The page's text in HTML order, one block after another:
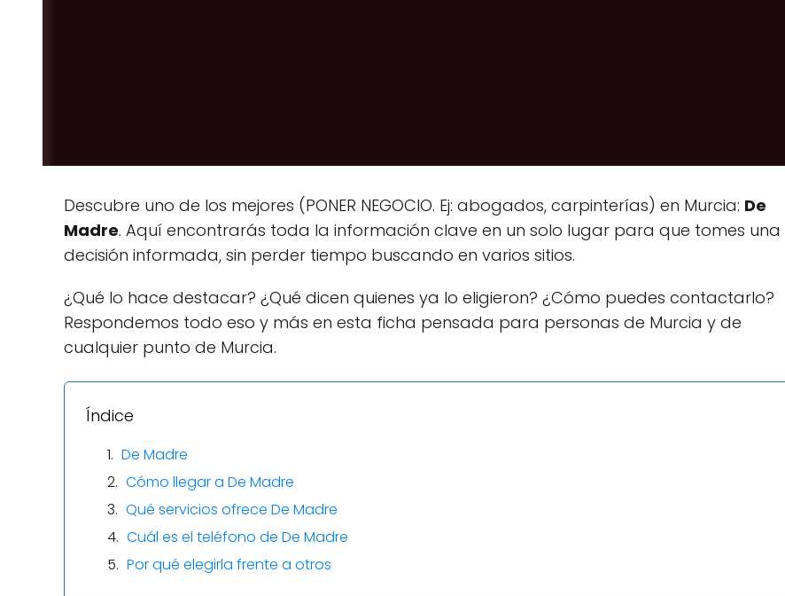
Descubre uno de los mejores (PONER NEGOCIO. Ej: abogados, carpinterías) en Murcia: De
Madre. Aquí encontrarás toda la información clave en un solo lugar para que tomes una
decisión informada, sin perder tiempo buscando en varios sitios.
¿Qué lo hace destacar? ¿Qué dicen quienes ya lo eligieron? ¿Cómo puedes contactarlo?
Respondemos todo eso y más en esta ficha pensada para personas de Murcia y de
cualquier punto de Murcia.
Índice
De Madre
Cómo llegar a De Madre
Qué servicios ofrece De Madre
Cuál es el teléfono de De Madre
Por qué elegirla frente a otros